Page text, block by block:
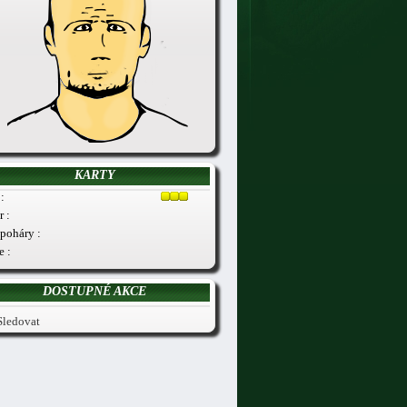
KARTY
:
:
:
DOSTUPNÉ AKCE